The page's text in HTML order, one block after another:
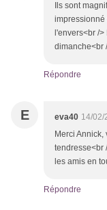
Ils sont
impressionné
l'envers<br /
dimanche<br
Répondre
E eva40 14/02/
Merci
tendresse<br
les amis en
Répondre